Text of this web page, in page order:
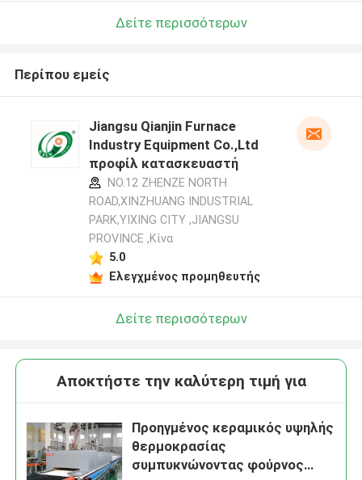
Δείτε περισσότερων
Περίπου εμείς
Jiangsu Qianjin Furnace
Industry Equipment Co.,Ltd
προφίλ κατασκευαστή
NO.12 ZHENZE NORTH
ROAD,XINZHUANG INDUSTRIAL
PARK,YIXING CITY ,JIANGSU
PROVINCE ,Κίνα
5.0
Ελεγχμένος προμηθευτής
Δείτε περισσότερων
Αποκτήστε την καλύτερη τιμή για
Προηγμένος κεραμικός υψηλής
θερμοκρασίας
συμπυκνώνοντας φούρνος